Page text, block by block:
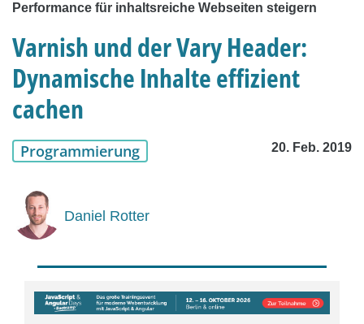
Performance für inhaltsreiche Webseiten steigern
Varnish und der Vary Header:
Dynamische Inhalte effizient
cachen
Programmierung 20. Feb. 2019
Daniel Rotter